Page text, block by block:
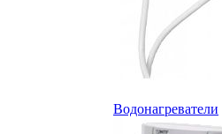
Водонагреватели